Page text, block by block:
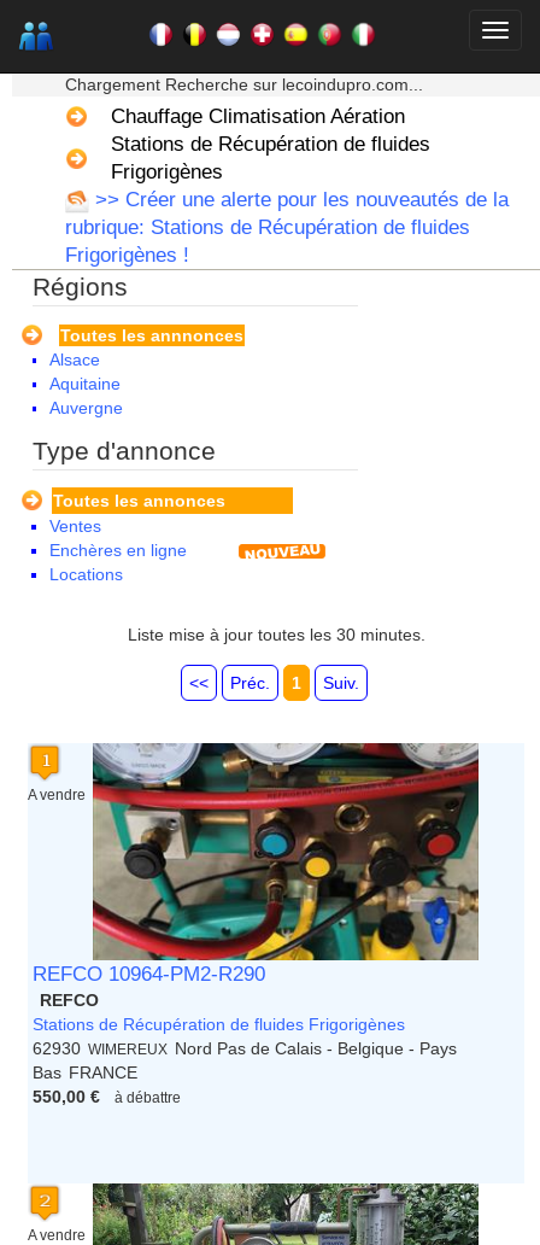
Chargement Recherche sur lecoindupro.com...
Chauffage Climatisation Aération
Stations de Récupération de fluides
Frigorigènes
>> Créer une alerte pour les nouveautés de la
rubrique: Stations de Récupération de fluides
Frigorigènes !
Régions
Toutes les annnonces
Alsace
Aquitaine
Auvergne
Bourgogne
Centre
Champagne Ardenne
Corse
Franche Comte - Suisse
Limousin
Lorraine
Martinique
Mayotte
Midi Pyrenees - Espagne -
Nord Pas de Calais - Belgique -
Pays Bas
Pays de la Loire
Picardie
Poitou Charentes
Principauté de Monaco
Provence Alpes Cote d'Azur -
Italie
Rhone Alpes
Type d'annonce
Toutes les annonces
Ventes
Enchères en ligne
Locations
Liste mise à jour toutes les 30 minutes.
<< Préc. 1 Suiv.
A vendre
REFCO 10964-PM2-R290
REFCO
Stations de Récupération de fluides Frigorigènes
62930 WIMEREUX Nord Pas de Calais - Belgique - Pays
Bas FRANCE
550,00 €
à débattre
A vendre